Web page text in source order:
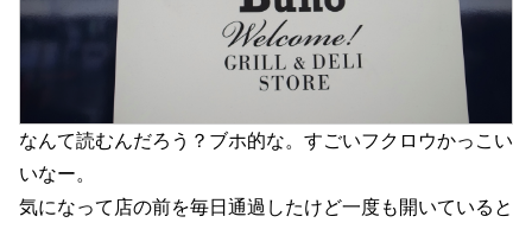
なんて読むんだろう？ブホ的な。すごいフクロウかっこい
いなー。
気になって店の前を毎日通過したけど一度も開いていると